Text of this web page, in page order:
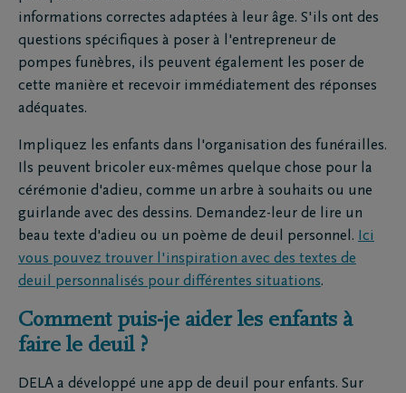
informations correctes adaptées à leur âge. S'ils ont des
questions spécifiques à poser à l'entrepreneur de
pompes funèbres, ils peuvent également les poser de
cette manière et recevoir immédiatement des réponses
adéquates.
Impliquez les enfants dans l'organisation des funérailles.
Ils peuvent bricoler eux-mêmes quelque chose pour la
cérémonie d'adieu, comme un arbre à souhaits ou une
guirlande avec des dessins. Demandez-leur de lire un
beau texte d'adieu ou un poème de deuil personnel. Ici
vous pouvez trouver l'inspiration avec des textes de
deuil personnalisés pour différentes situations.
Comment puis-je aider les enfants à
faire le deuil ?
DELA a développé une app de deuil pour enfants. Sur